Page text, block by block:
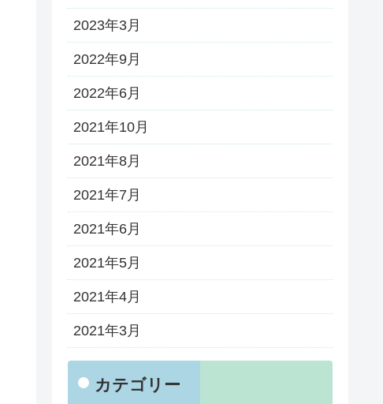
2023年3月
2022年9月
2022年6月
2021年10月
2021年8月
2021年7月
2021年6月
2021年5月
2021年4月
2021年3月
カテゴリー